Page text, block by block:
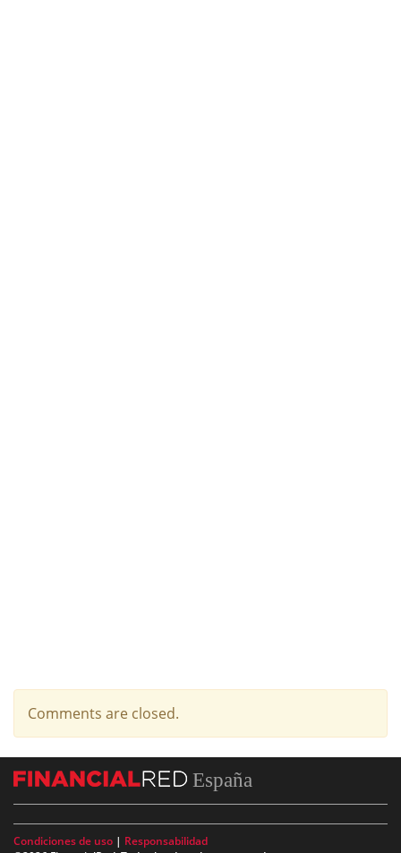
Comments are closed.
España
Condiciones de uso | Responsabilidad